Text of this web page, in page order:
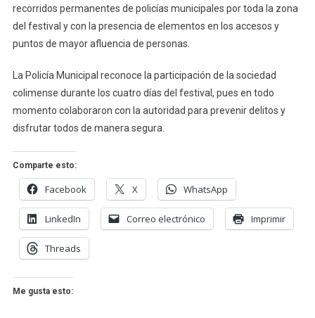
recorridos permanentes de policías municipales por toda la zona
del festival y con la presencia de elementos en los accesos y
puntos de mayor afluencia de personas.
La Policía Municipal reconoce la participación de la sociedad
colimense durante los cuatro días del festival, pues en todo
momento colaboraron con la autoridad para prevenir delitos y
disfrutar todos de manera segura.
Comparte esto:
Facebook X WhatsApp
LinkedIn Correo electrónico Imprimir
Threads
Me gusta esto: